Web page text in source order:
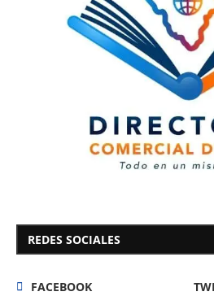
REDES SOCIALES
FACEBOOK